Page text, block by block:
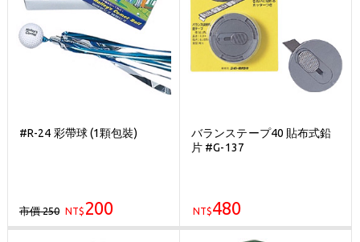
Happy Father's Day
父親節優惠實施中
2026邁達康盃 開始受理報名
7月份 門市免費試打日程 已公佈!
歡迎體驗公益店Friends Screen模擬器
消費滿 $2000 享免運
#R-24 彩帶球 (1顆包裝)
市價 250 NT$ 200
バランステープ40 貼布式鉛
片 #G-137
NT$480